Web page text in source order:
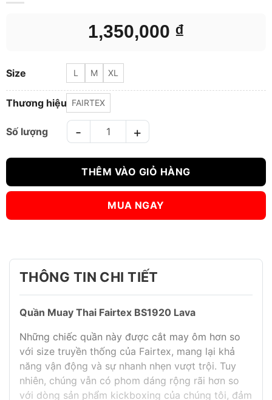
1,350,000 ₫
Size L M XL
Thương hiệu FAIRTEX
Quần Muay Thai Fairtex BS1920 Lava số lượng
THÊM VÀO GIỎ HÀNG
MUA NGAY
THÔNG TIN CHI TIẾT
Quần Muay Thai Fairtex BS1920 Lava
Những chiếc quần này được cắt may ôm hơn so
với size truyền thống của Fairtex, mang lại khả
năng vận động và sự nhanh nhẹn vượt trội. Tuy
nhiên, chúng vẫn có phom dáng rộng rãi hơn so
với dòng sản phẩm kickboxing của chúng tôi, đảm